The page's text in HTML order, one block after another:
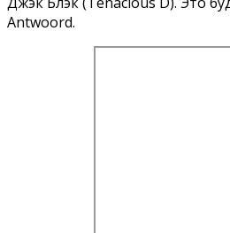
Antwoord.